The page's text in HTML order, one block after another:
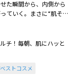
た瞬間から、内側から
ていく。まさに“肌その
チ！毎朝、肌にハッと
ストコスメ